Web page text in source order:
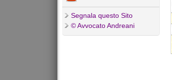
Segnala questo Sito
© Avvocato Andreani